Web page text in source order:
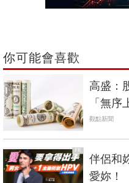
你可能會喜歡
高盛：
「無序
觀點新聞
PR
伴侶和
愛妳！